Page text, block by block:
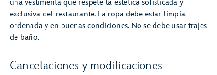
una vestimenta que respete la estética sofisticada y
exclusiva del restaurante. La ropa debe estar limpia,
ordenada y en buenas condiciones. No se debe usar trajes
de baño.
Cancelaciones y modificaciones